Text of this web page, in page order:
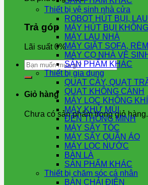
Trả góp
Lãi suất 0%
Tìm
kiếm:
Giỏ hàng
Chưa có sản phẩm trong giỏ hàng.
Thiết bị vệ sinh nhà cửa
ROBOT HÚT BỤI,
MÁY HÚT BỤI
MÁY LAU NHÀ
MÁY GIẶT SOFA, RÈM
MÁY CỌ NHÀ VỆ
SẢN PHẨM KHÁC
Thiết bị gia dụng
QUẠT CÂY, QUẠT
QUẠT KHÔNG CÁNH
MÁY LỌC KHÔNG
MÁY KHỬ MÙI
ĐÈN THÔNG MINH
MÁY SẤY TÓC
MÁY SẤY QUẦN ÁO
MÁY LỌC NƯỚC
BÀN LÀ
SẢN PHẨM KHÁC
Thiết bị chăm sóc cá nhân
BÀN CHẢI ĐIỆN